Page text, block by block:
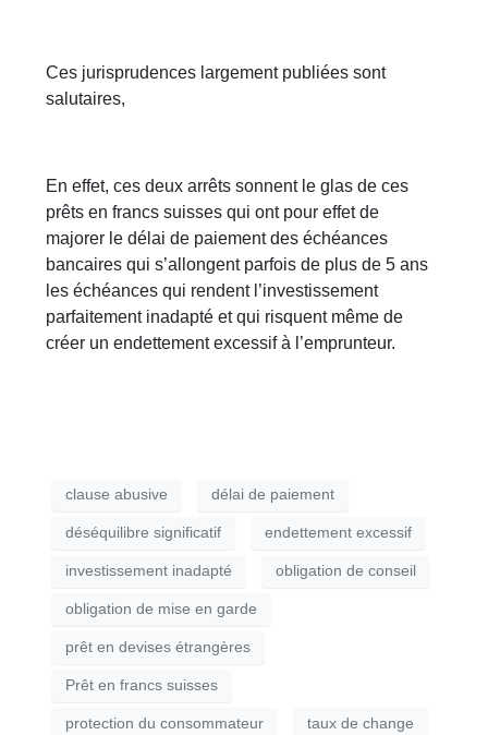
Ces jurisprudences largement publiées sont
salutaires,
En effet, ces deux arrêts sonnent le glas de ces
prêts en francs suisses qui ont pour effet de
majorer le délai de paiement des échéances
bancaires qui s’allongent parfois de plus de 5 ans
les échéances qui rendent l’investissement
parfaitement inadapté et qui risquent même de
créer un endettement excessif à l’emprunteur.
clause abusive délai de paiement
déséquilibre significatif endettement excessif
investissement inadapté obligation de conseil
obligation de mise en garde
prêt en devises étrangères
Prêt en francs suisses
protection du consommateur taux de change